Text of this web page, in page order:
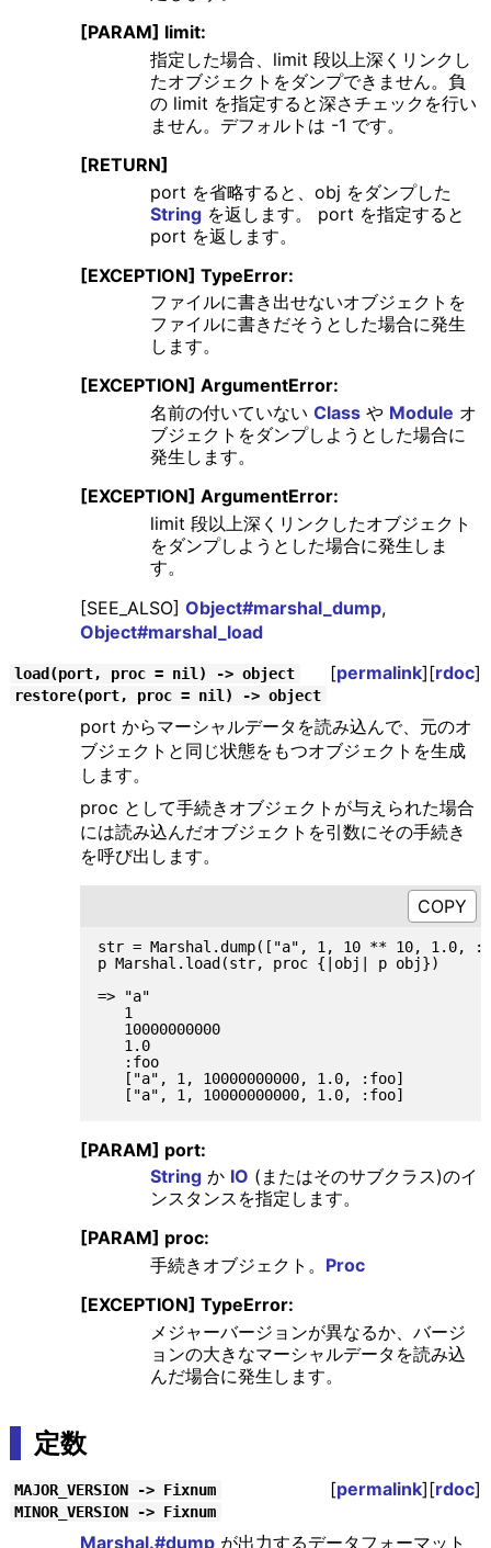
[PARAM] limit:
指定した場合、limit 段以上深くリンクし
たオブジェクトをダンプできません。負
の limit を指定すると深さチェックを行い
ません。デフォルトは -1 です。
[RETURN]
port を省略すると、obj をダンプした
Stringを返します。 port を指定すると
port を返します。
[EXCEPTION] TypeError:
ファイルに書き出せないオブジェクトを
ファイルに書きだそうとした場合に発生
します。
[EXCEPTION] ArgumentError:
名前の付いていない Classや Module オ
ブジェクトをダンプしようとした場合に
発生します。
[EXCEPTION] ArgumentError:
limit 段以上深くリンクしたオブジェクト
をダンプしようとした場合に発生しま
す。
[SEE_ALSO] Object#marshal_dump,
Object#marshal_load
load(port, proc = nil) -> object [permalink][rdoc]
restore(port, proc = nil) -> object
port からマーシャルデータを読み込んで、元のオ
ブジェクトと同じ状態をもつオブジェクトを生成
します。
proc として手続きオブジェクトが与えられた場合
には読み込んだオブジェクトを引数にその手続き
を呼び出します。
str = Marshal.dump(["a", 1, 10 ** 10, 1.0,
p Marshal.load(str, proc {|obj| p obj})
=> "a"
   1
   10000000000
   1.0
   :foo
   ["a", 1, 10000000000, 1.0, :foo]
[PARAM] port:
Stringか IO (またはそのサブクラス)のイ
ンスタンスを指定します。
[PARAM] proc:
手続きオブジェクト。 Proc
[EXCEPTION] TypeError:
メジャーバージョンが異なるか、バージ
ョンの大きなマーシャルデータを読み込
んだ場合に発生します。
定数
MAJOR_VERSION -> Fixnum [permalink][rdoc]
MINOR_VERSION -> Fixnum
Marshal.#dumpが出力するデータフォーマット